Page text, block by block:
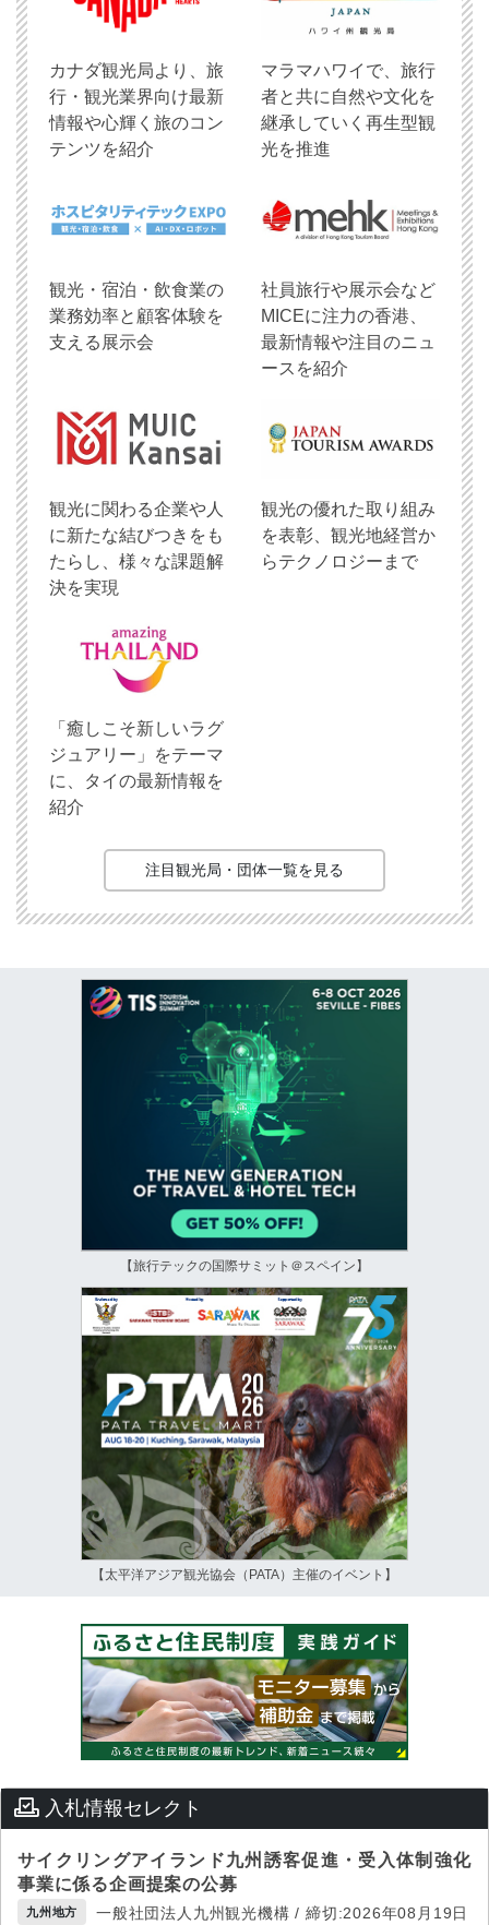
​カナダ観光局より、旅
行・観光業界向け最新
情報や心輝く旅のコン
テンツを紹介
マラマハワイで、旅行
者と共に自然や文化を
継承していく再生型観
光を推進
観光・宿泊・飲食業の
業務効率と顧客体験を
支える展示会
社員旅行や展示会など
MICEに注力の香港、
最新情報や注目のニュ
ースを紹介
観光に関わる企業や人
に新たな結びつきをも
たらし、様々な課題解
決を実現
観光の優れた取り組み
を表彰、観光地経営か
らテクノロジーまで
「癒しこそ新しいラグ
ジュアリー」をテーマ
に、タイの最新情報を
紹介
注目観光局・団体一覧を見る
【旅行テックの国際サミット＠スペイン】
【太平洋アジア観光協会（PATA）主催のイベント】
入札情報セレクト
サイクリングアイランド九州誘客促進・受入体制強化
事業に係る企画提案の公募
九州地方 一般社団法人九州観光機構 / 締切:2026年08月19日